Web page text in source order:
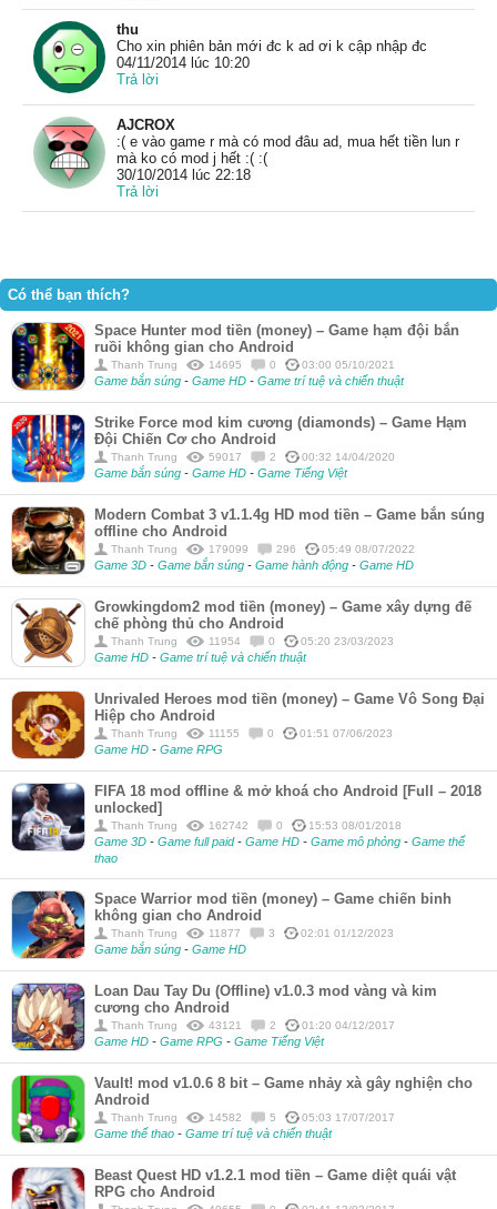
thu
Cho xin phiên bản mới đc k ad ơi k cập nhập đc
04/11/2014 lúc 10:20
Trả lời
AJCROX
:( e vào game r mà có mod đâu ad, mua hết tiền lun r
mà ko có mod j hết :( :(
30/10/2014 lúc 22:18
Trả lời
Có thể bạn thích?
Space Hunter mod tiền (money) – Game hạm đội bắn
ruồi không gian cho Android
Thanh Trung 14695 0 03:00 05/10/2021
Game bắn súng - Game HD - Game trí tuệ và chiến thuật
Strike Force mod kim cương (diamonds) – Game Hạm
Đội Chiến Cơ cho Android
Thanh Trung 59017 2 00:32 14/04/2020
Game bắn súng - Game HD - Game Tiếng Việt
Modern Combat 3 v1.1.4g HD mod tiền – Game bắn súng
offline cho Android
Thanh Trung 179099 296 05:49 08/07/2022
Game 3D - Game bắn súng - Game hành động - Game HD
Growkingdom2 mod tiền (money) – Game xây dựng đế
chế phòng thủ cho Android
Thanh Trung 11954 0 05:20 23/03/2023
Game HD - Game trí tuệ và chiến thuật
Unrivaled Heroes mod tiền (money) – Game Vô Song Đại
Hiệp cho Android
Thanh Trung 11155 0 01:51 07/06/2023
Game HD - Game RPG
FIFA 18 mod offline & mở khoá cho Android [Full – 2018
unlocked]
Thanh Trung 162742 0 15:53 08/01/2018
Game 3D - Game full paid- Game HD - Game mô phỏng - Game thể
thao
Space Warrior mod tiền (money) – Game chiến binh
không gian cho Android
Thanh Trung 11877 3 02:01 01/12/2023
Game bắn súng - Game HD
Loan Dau Tay Du (Offline) v1.0.3 mod vàng và kim
cương cho Android
Thanh Trung 43121 2 01:20 04/12/2017
Game HD - Game RPG - Game Tiếng Việt
Vault! mod v1.0.6 8 bit – Game nhảy xà gây nghiện cho
Android
Thanh Trung 14582 5 05:03 17/07/2017
Game thể thao - Game trí tuệ và chiến thuật
Beast Quest HD v1.2.1 mod tiền – Game diệt quái vật
RPG cho Android